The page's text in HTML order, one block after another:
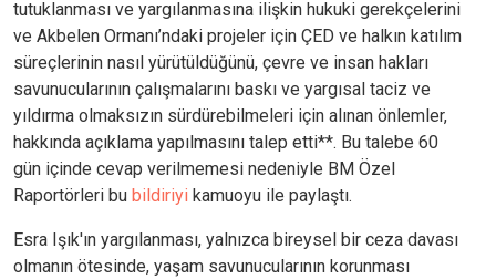
tutuklanması ve yargılanmasına ilişkin hukuki gerekçelerini
ve Akbelen Ormanı’ndaki projeler için ÇED ve halkın katılım
süreçlerinin nasıl yürütüldüğünü, çevre ve insan hakları
savunucularının çalışmalarını baskı ve yargısal taciz ve
yıldırma olmaksızın sürdürebilmeleri için alınan önlemler,
hakkında açıklama yapılmasını talep etti**. Bu talebe 60
gün içinde cevap verilmemesi nedeniyle BM Özel
Raportörleri bu bildiriyi kamuoyu ile paylaştı.
Esra Işık'ın yargılanması, yalnızca bireysel bir ceza davası
olmanın ötesinde, yaşam savunucularının korunması